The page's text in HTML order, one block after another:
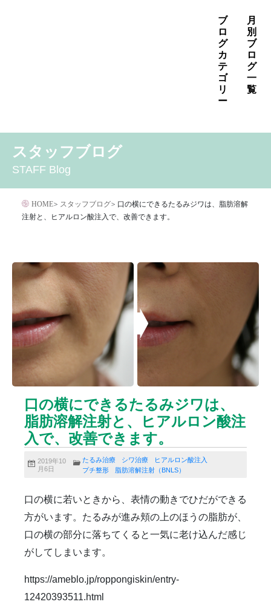
キ
ブ
ロ
グ
カ
テ
ゴ
リ
ー
その他の治療
たるみ治療
アレルギー・アトピー・花粉症
クリニック
サプリメント
タトゥー・刺青除去
ダイエット
トーニング
ニキビクリア
ニキビ治療
ニキビ痕の凹み（ニキビ痕のクレーター）
ニキビ痕の凹み（ニキビ痕のクレーター）オリジナル
ピーリング
ニキビ跡・凹みクレーター治療
ニキビ跡治療
ヒアルロン酸分解除去
ピアス
ブログ
プチ整形 ボトックス修正
ボトックス注射
マイクロボトックス
メディア
メディカルダイエット
ロアキュティン
保険診療・一般診療
健康
成長因子ピーリング
毛穴の開き・黒ずみ治療
毛穴用プラグピーリング
水光注射
月
別
ブ
ロ
グ
一
覧
2026年5月
2026年4月
2026年2月
スタッフブログ
STAFF Blog
HOME> スタッフブログ> 口の横にできるたるみジワは、脂肪溶解
注射と、ヒアルロン酸注入で、改善できます。
口の横にできるたるみジワは、
脂肪溶解注射と、ヒアルロン酸注
入で、改善できます。
2019年10
月6日
たるみ治療 シワ治療
ヒアルロン酸注入
プチ整形
脂肪溶解注射（BNLS）
口の横に若いときから、表情の動きでひだができる
方がいます。たるみが進み頬の上のほうの脂肪が、
口の横の部分に落ちてくると一気に老け込んだ感じ
がしてしまいます。
https://ameblo.jp/roppongiskin/entry-
12420393511.html